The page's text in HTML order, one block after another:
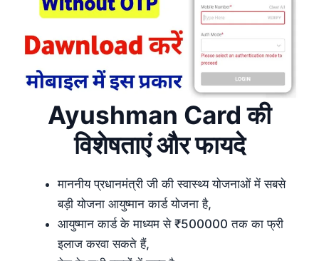
Ayushman Card की
विशेषताएं और फायदे
माननीय प्रधानमंत्री जी की स्वास्थ्य योजनाओं में सबसे
बड़ी योजना आयुष्मान कार्ड योजना है,
आयुष्मान कार्ड के माध्यम से ₹500000 तक का फ्री
इलाज करवा सकते हैं,